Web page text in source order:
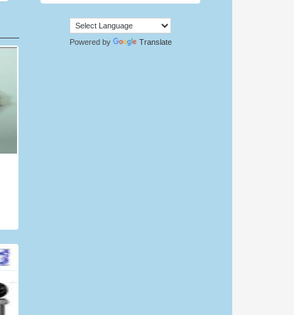
Powered by Translate